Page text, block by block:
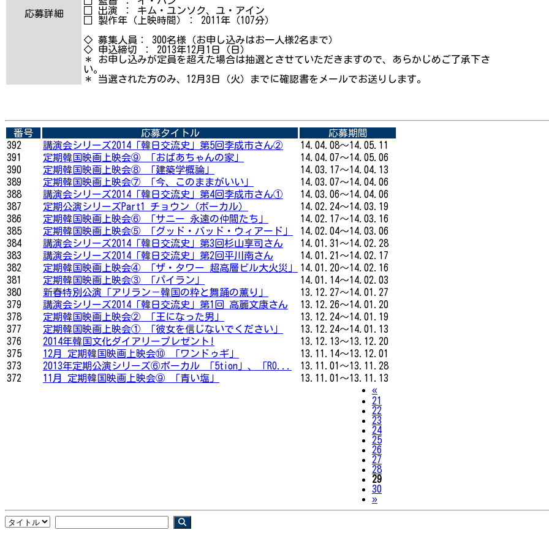
応募詳細
□ 出演 ： キム・ユンソク、ユ・アイン
□ 製作年（上映時間）： 2011年（107分）
◇ 募集人員： 300名様（お申し込みはお一人様2名まで）
◇ 申込締切 ： 2013年12月1日（日）
＊ お申し込みが定員を超えた場合は抽選とさせていただきますので、あらかじめご了承下さ
い。
＊ 当選された方のみ、12月3日（火）までに確認書をメールでお送りします。
番号 応募タイトル
応募期間
392
講演会シリーズ2014「韓日交流史」第5回李成市さん②
14.04.08～14.05.11
391
定期韓国映画上映会⑨ 「おばあちゃんの家」
14.04.07～14.05.06
390
定期韓国映画上映会⑧ 「建築学概論」
14.03.17～14.04.13
389
定期韓国映画上映会⑦ 「今、このままがいい」
14.03.07～14.04.06
388
講演会シリーズ2014「韓日交流史」第4回李成市さん①
14.03.06～14.04.06
387
定期公演シリーズPart1 チョウン（ボーカル）
14.02.24～14.03.19
386
定期韓国映画上映会⑥ 「サニー 永遠の仲間たち」
14.02.17～14.03.16
385
定期韓国映画上映会⑤ 「グッド・バッド・ウィアード」
14.02.04～14.03.06
384
講演会シリーズ2014「韓日交流史」第3回杉山享司さん
14.01.31～14.02.28
383
講演会シリーズ2014「韓日交流史」第2回平川南さん
14.01.21～14.02.17
382
定期韓国映画上映会④ 「ザ・タワー 超高層ビル大火災」
14.01.20～14.02.16
381
定期韓国映画上映会③ 「パイラン」
14.01.14～14.02.03
380
新春特別公演「アリラン－韓国の粋と舞踊の薫り」
13.12.27～14.01.27
379
講演会シリーズ2014「韓日交流史」第1回 高麗文康さん
13.12.26～14.01.20
378
定期韓国映画上映会② 「王になった男」
13.12.24～14.01.19
377
定期韓国映画上映会① 「彼女を信じないでください」
13.12.24～14.01.13
376
2014年韓国文化ダイアリープレゼント!
13.12.13～13.12.20
375
12月 定期韓国映画上映会⑩ 「ワンドゥギ」
13.11.14～13.12.01
373
2013年定期公演シリーズ⑥ボーカル 「5tion」、「RO...
13.11.01～13.11.28
372
11月 定期韓国映画上映会⑨ 「青い塩」
13.11.01～13.11.13
«Previous
21
22
23
24
25
26
27
28
29
30
»Next